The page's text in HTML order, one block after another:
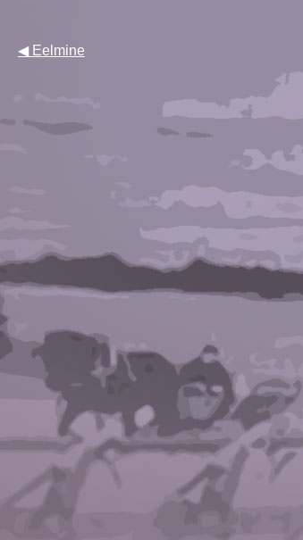
◀ Eelmine